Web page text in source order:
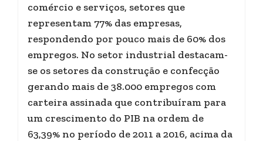
comércio e serviços, setores que
representam 77% das empresas,
respondendo por pouco mais de 60% dos
empregos. No setor industrial destacam-
se os setores da construção e confecção
gerando mais de 38.000 empregos com
carteira assinada que contribuíram para
um crescimento do PIB na ordem de
63,39% no período de 2011 a 2016, acima da